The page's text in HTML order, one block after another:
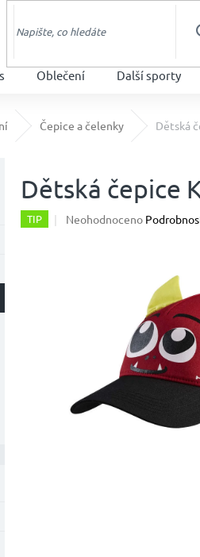
Oblečení Další sporty
Čepice a čelenky Dětská
Dětská čepice
TIP
Průměrné
Neohodnoceno